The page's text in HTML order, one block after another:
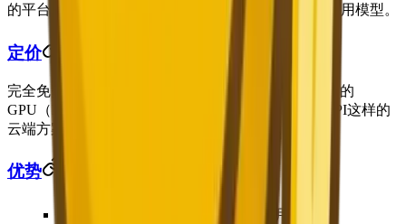
的平台托管着数千个针对各种可想象风格和主题的专用模型。
定价
完全免费下载和本地运行。你需要一块至少8GB显存的
GPU（NVIDIA RTX 3060或更好）。像Stability AI API这样的
云端方案按图收费（起价约$0.01-0.03/张）。
优势
且开源——无月费，无使用限制